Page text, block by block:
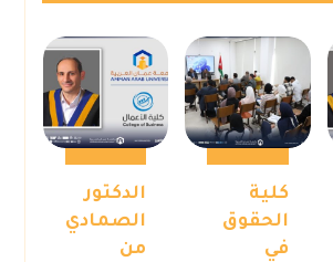
كلية
الحقوق
في
الدكتور
الصمادي
من